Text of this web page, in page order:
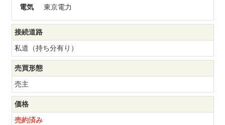
電気 東京電力
接続道路
私道（持ち分有り）
売買形態
売主
価格
売約済み